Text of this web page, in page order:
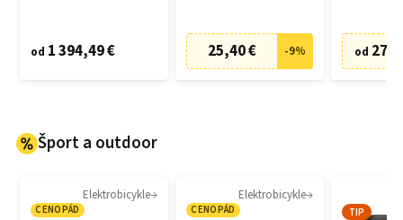
od 1 394,49 € 25,40 € -9% od
Šport a outdoor
Elektrobicykle
CENOPÁD
Elektrobicykle
CENOPÁD TIP